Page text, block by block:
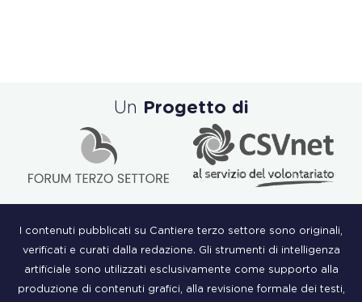
Un Progetto di
I contenuti pubblicati su Cantiere terzo settore sono originali,
verificati e curati dalla redazione. Gli strumenti di intelligenza
artificiale sono utilizzati esclusivamente come supporto alla
produzione di contenuti grafici, alla revisione formale dei testi,